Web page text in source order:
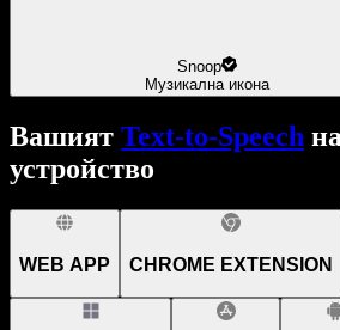
Snoop
Музикална икона
Вашият Text-to-Speech
устройство
WEB APP CHROME EXTENSION